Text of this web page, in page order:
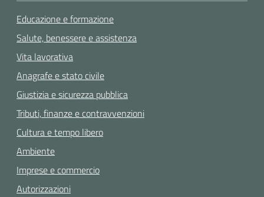
Educazione e formazione
Salute, benessere e assistenza
Vita lavorativa
Anagrafe e stato civile
Giustizia e sicurezza pubblica
Tributi, finanze e contravvenzioni
Cultura e tempo libero
Ambiente
Imprese e commercio
Autorizzazioni